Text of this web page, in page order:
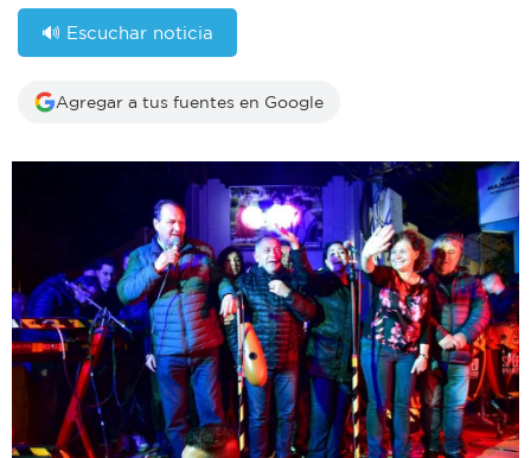
🔊 Escuchar noticia
Agregar a tus fuentes en Google